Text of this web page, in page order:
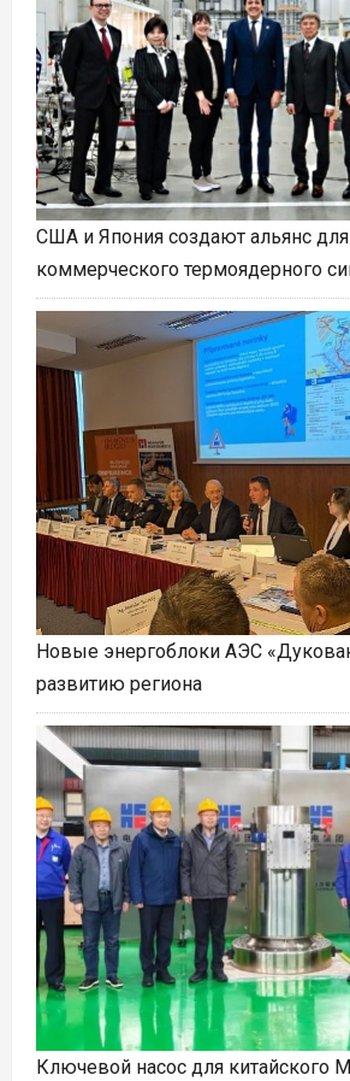
США и Япония создают альянс
коммерческого термоядерного
Новые энергоблоки АЭС
развитию региона
Ключевой насос для китайского